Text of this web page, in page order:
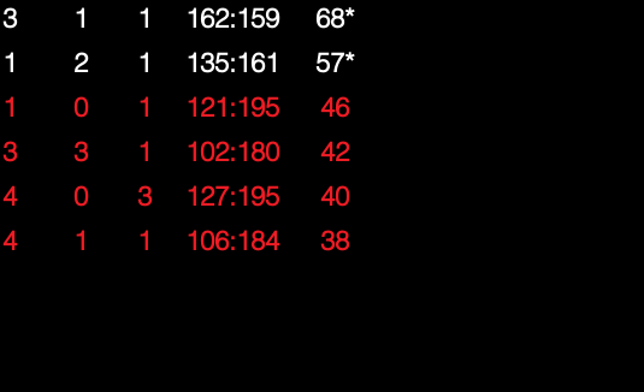
3
1
1
3
4
4
1
2
0
3
0
1
1
1
1
1
3
1
162:159
135:161
121:195
102:180
127:195
106:184
68*
57*
46
42
40
38